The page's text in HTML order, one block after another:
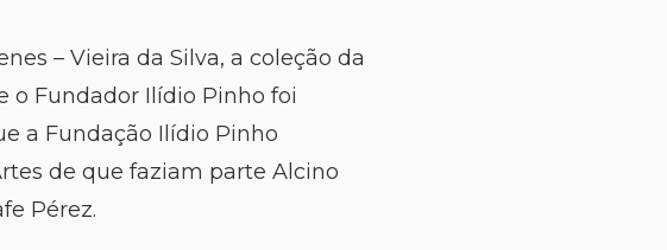
– Vieira da Silva, a coleção da
o Fundador Ilídio Pinho foi
a Fundação Ilídio Pinho
de que faziam parte Alcino
Pérez.